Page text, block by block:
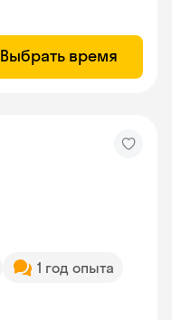
Выбрать время
1 год опыта